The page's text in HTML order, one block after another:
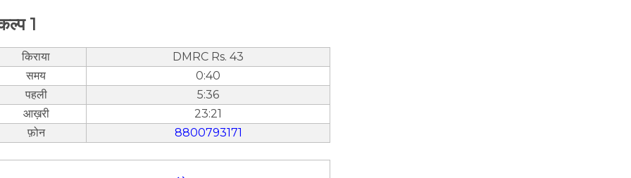
1
किराया
DMRC Rs. 43
समय
0:40
पहली
5:36
आख़री
23:21
फ़ोन
8800793171